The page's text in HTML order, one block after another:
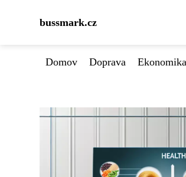
bussmark.cz
Domov Doprava Ekonomika